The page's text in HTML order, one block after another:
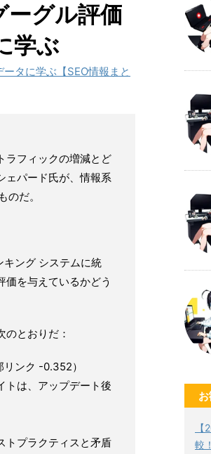
ーグル評価
学ぶ
タに学ぶ【SEO情報まと
ラフィックの増減とど
ェパード氏が、情報系
だ。
ング システムに統
を与えているかどう
とおりだ：
ンク -0.352）
トは、アップデート後
トプラクティスと矛盾
較